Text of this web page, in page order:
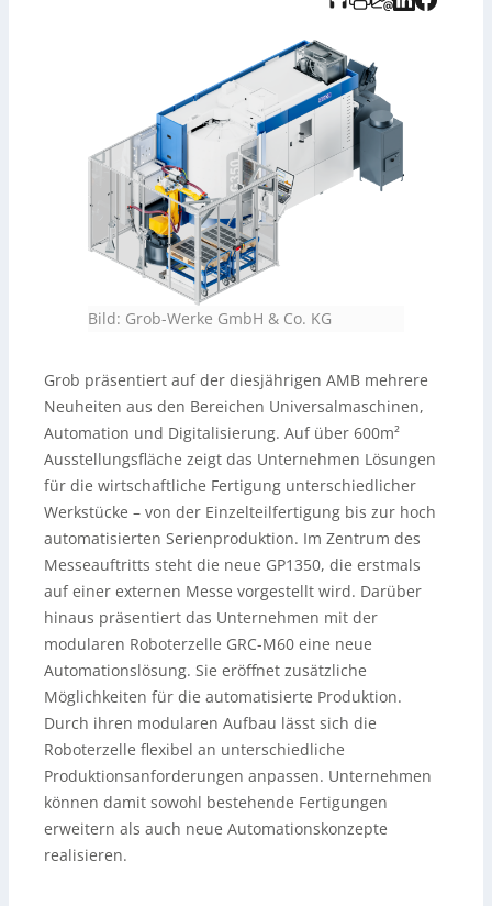
Automationskonzepte geeignet ist. Hinweis: Die
zugrunde liegende Audioaufnahme wurde KI-generiert
und vom TEDO-Verlag bereitgestellt.
Bild: Grob-Werke GmbH & Co. KG
Grob präsentiert auf der diesjährigen AMB mehrere
Neuheiten aus den Bereichen Universalmaschinen,
Automation und Digitalisierung. Auf über 600m²
Ausstellungsfläche zeigt das Unternehmen Lösungen
für die wirtschaftliche Fertigung unterschiedlicher
Werkstücke – von der Einzelteilfertigung bis zur hoch
automatisierten Serienproduktion. Im Zentrum des
Messeauftritts steht die neue GP1350, die erstmals
auf einer externen Messe vorgestellt wird. Darüber
hinaus präsentiert das Unternehmen mit der
modularen Roboterzelle GRC-M60 eine neue
Automationslösung. Sie eröffnet zusätzliche
Möglichkeiten für die automatisierte Produktion.
Durch ihren modularen Aufbau lässt sich die
Roboterzelle flexibel an unterschiedliche
Produktionsanforderungen anpassen. Unternehmen
können damit sowohl bestehende Fertigungen
erweitern als auch neue Automationskonzepte
realisieren.